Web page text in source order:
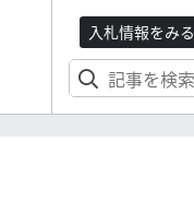
入札情報をみる